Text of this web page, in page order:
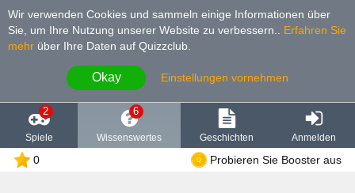
Wir verwenden Cookies und sammeln einige Informationen über
Sie, um Ihre Nutzung unserer Website zu verbessern.
Erfahren Sie
mehr über Ihre Daten auf Quizzclub.
Okay Einstellungen vornehmen
2
Spiele
6
Wissenswertes Geschichten Anmelden
0 Probieren Sie Booster aus